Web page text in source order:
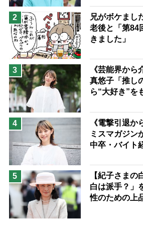
予防法
2
兄がボケまし
老後と「第84
きました」
3
《芸能界から
真悠子「推し
ら“大好き”を
場は「愛おし
4
《電撃引退か
ミスマガジン
中卒・バイト
ながら自分ら
5
【紀子さまの
白は派手？」
性のための上